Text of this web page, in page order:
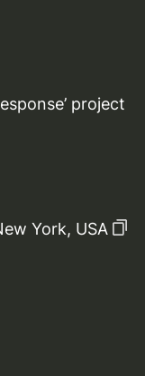
project
York, USA